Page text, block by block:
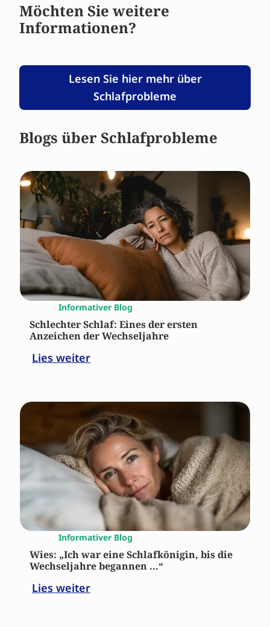
Möchten Sie weitere
Informationen?
Lesen Sie hier mehr über
Schlafprobleme
Blogs über Schlafprobleme
Informativer Blog
Schlechter Schlaf: Eines der ersten
Anzeichen der Wechseljahre
Lies weiter
Informativer Blog
Wies: „Ich war eine Schlafkönigin, bis die
Wechseljahre begannen …“
Lies weiter